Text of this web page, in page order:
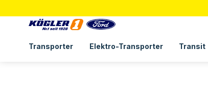
Transporter Elektro-Transporter Transit